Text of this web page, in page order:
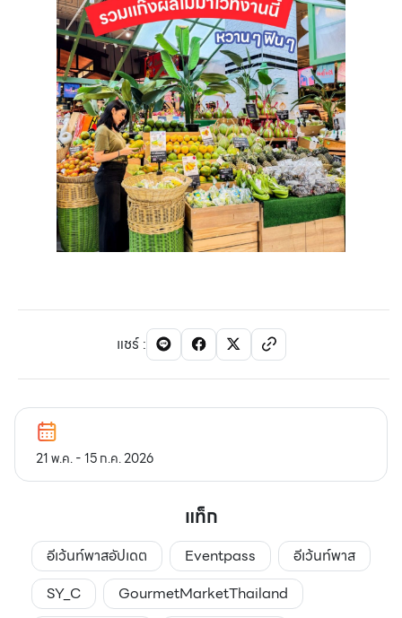
แชร์:
21 พ.ค. - 15 ก.ค. 2026
แท็ก
อีเว้นท์พาสอัปเดต Eventpass
อีเว้นท์พาส
SY_C
GourmetMarketThailand